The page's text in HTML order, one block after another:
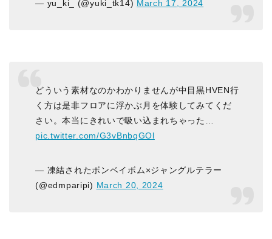
— yu_ki_ (@yuki_tk14) March 17, 2024
どういう素材なのかわかりませんが中目黒HVEN行
く方は是非フロアに浮かぶ月を体験してみてくだ
さい。本当にきれいで吸い込まれちゃった…
pic.twitter.com/G3vBnbqGOl
— 凍結されたボンベイボム×ジャングルテラー
(@edmparipi) March 20, 2024